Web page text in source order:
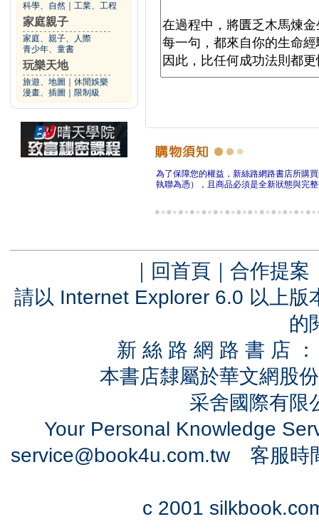
科學、自然 工業、工程
家庭親子
家庭、親子、人際
青少年、童書
玩樂天地
旅遊、地圖
休閒娛樂
漫畫、插圖
限制級
為了保障您的權益，新絲路網路書店所購
執聯為憑），且商品必須是全新狀態與完
｜ 回首頁 ｜ 合作提案
請以 Internet Explorer 6.0 以上
的
新 絲 路 網 路 書 店
本書店隸屬於華文網股
采舍國際有
Your Personal Knowledge
service@book4u.com.tw客服時
c 2001